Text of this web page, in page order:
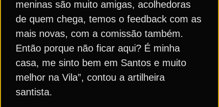
meninas são muito amigas, acolhedoras
de quem chega, temos o feedback com as
mais novas, com a comissão também.
Então porque não ficar aqui? É minha
casa, me sinto bem em Santos e muito
melhor na Vila”, contou a artilheira
santista.